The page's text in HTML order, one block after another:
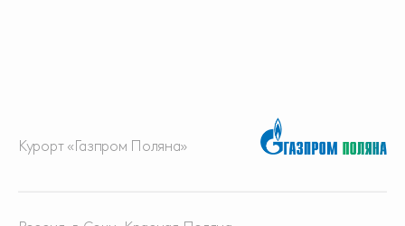
Курорт «Газпром Поляна»